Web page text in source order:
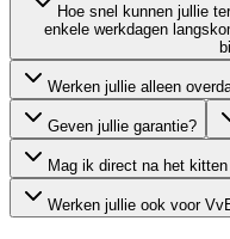
Hoe snel kunnen jullie
enkele werkdagen
Werken jullie alleen
Geven jullie garantie?
Mag ik direct na het
Werken jullie ook voor